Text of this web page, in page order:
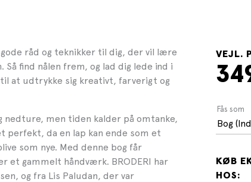
råd og teknikker til dig, der vil lære
find nålen frem, og lad dig lede ind i
at udtrykke sig kreativt, farverigt og
men tiden kalder på omtanke,
perfekt, da en lap kan ende som et
som nye. Med denne bog får
et gammelt håndværk. BRODERI har
og fra Lis Paludan, der var
VEJL.
Fås som
Bog
KØB
HOS: